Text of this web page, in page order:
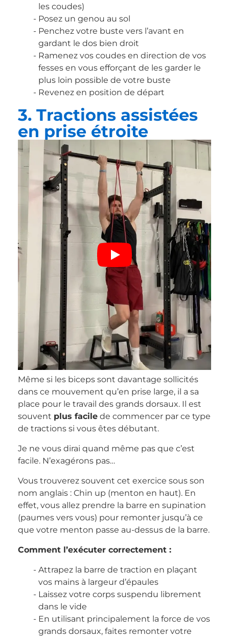
les coudes)
Posez un genou au sol
Penchez votre buste vers l’avant en
gardant le dos bien droit
Ramenez vos coudes en direction de vos
fesses en vous efforçant de les garder le
plus loin possible de votre buste
Revenez en position de départ
3. Tractions assistées
en prise étroite
Même si les biceps sont davantage sollicités
dans ce mouvement qu’en prise large, il a sa
place pour le travail des grands dorsaux. Il est
souvent plus facile de commencer par ce type
de tractions si vous êtes débutant.
Je ne vous dirai quand même pas que c’est
facile. N’exagérons pas…
Vous trouverez souvent cet exercice sous son
nom anglais : Chin up (menton en haut). En
effet, vous allez prendre la barre en supination
(paumes vers vous) pour remonter jusqu’à ce
que votre menton passe au-dessus de la barre.
Comment l’exécuter correctement :
Attrapez la barre de traction en plaçant
vos mains à largeur d’épaules
Laissez votre corps suspendu librement
dans le vide
En utilisant principalement la force de vos
grands dorsaux, faites remonter votre